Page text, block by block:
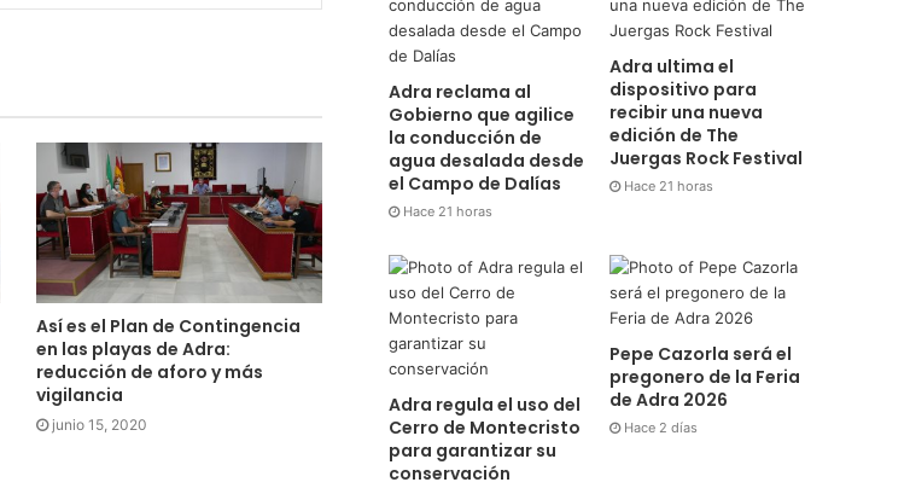
Así es el Plan de Contingencia
en las playas de Adra:
reducción de aforo y más
vigilancia
junio 15, 2020
Adra reclama al
Gobierno que agilice
la conducción de
agua desalada desde
el Campo de Dalías
Hace 21 horas
Adra ultima el
dispositivo para
recibir una nueva
edición de The
Juergas Rock Festival
Hace 21 horas
Adra regula el uso del
Cerro de Montecristo
para garantizar su
conservación
Pepe Cazorla será el
pregonero de la Feria
de Adra 2026
Hace 2 días